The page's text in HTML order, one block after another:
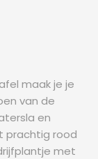
maak je je
van de
en
prachtig rood
met